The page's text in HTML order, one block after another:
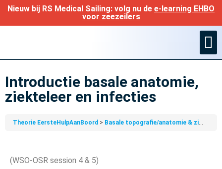
Nieuw bij RS Medical Sailing: volg nu de e-learning EHBO
voor zeezeilers
Introductie basale anatomie,
ziekteleer en infecties
Theorie EersteHulpAanBoord Basale topografie/anatomie & ziekteleer
(WSO-OSR session 4 & 5)